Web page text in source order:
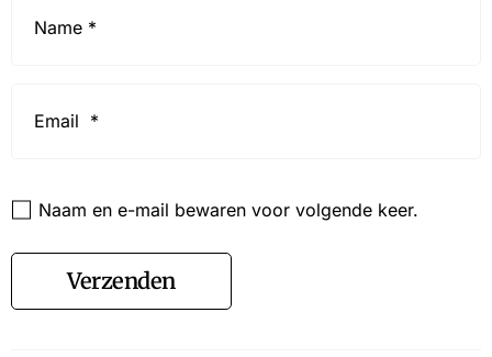
Naam en e-mail bewaren voor volgende keer.
Verzenden